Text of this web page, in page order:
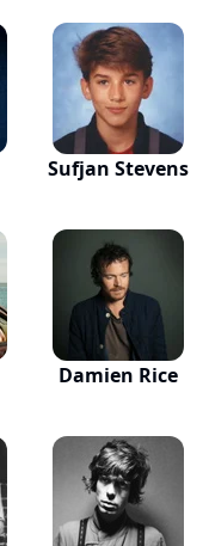
Sufjan Stevens
Damien Rice